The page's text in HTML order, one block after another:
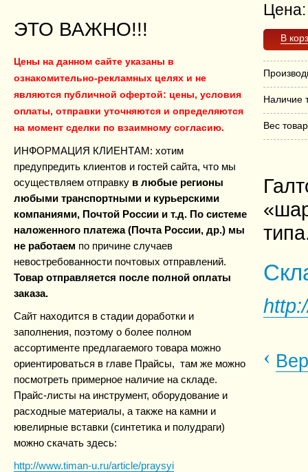
ЭТО ВАЖНО!!!
Цены на данном сайте указаны в
ознакомительно-рекламных целях и не
являются публичной офертой: цены, условия
оплаты, отправки уточняются и определяются
на момент сделки по взаимному согласию.
ИНФОРМАЦИЯ КЛИЕНТАМ: хотим
предупредить клиентов и гостей сайта, что мы
осуществляем отправку в любые регионы
любыми транспортными и курьерскими
компаниями, Почтой России и т.д. По системе
наложенного платежа (Почта России, др.) мы
не работаем по причине случаев
невостребованности почтовых отправлений.
Товар отправляется после полной оплаты
заказа.
Сайт находится в стадии доработки и
заполнения, поэтому о более полном
ассортименте предлагаемого товара можно
ориентироваться в главе Прайсы, там же можно
посмотреть примерное наличие на складе.
Прайс-листы на инструмент, оборудование и
расходные материалы, а также на камни и
ювелирные вставки (синтетика и полудраги)
можно скачать здесь:
http://www.timan-u.ru/article/praysyi
В
Наличие
Вес
‹